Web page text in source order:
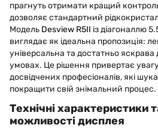
прагнуть отримати кращий
дозволяє стандартний
Модель Desview R5II із діагоналлю
виглядає як ідеальна пропозиція:
універсальна та достатньо яскрава
умовах. Це рішення привертає увагу
досвідчених професіоналів, які
покращити свій знімальний процес.
Технічні характеристики
можливості дисплея